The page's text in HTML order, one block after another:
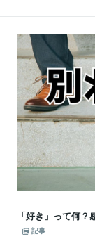
「好き」って何
記事